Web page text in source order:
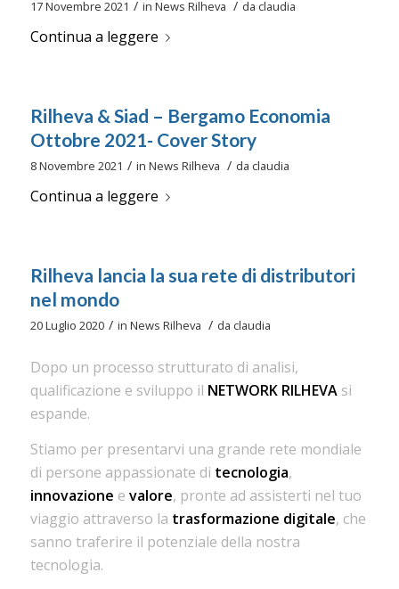
17 Novembre 2021 / in News Rilheva / da claudia
Continua a leggere
Rilheva & Siad – Bergamo Economia
Ottobre 2021- Cover Story
8 Novembre 2021 / in News Rilheva / da claudia
Continua a leggere
Rilheva lancia la sua rete di distributori
nel mondo
20 Luglio 2020 / in News Rilheva / da claudia
Dopo un processo strutturato di analisi,
qualificazione e sviluppo il NETWORK RILHEVAsi
espande.
Stiamo per presentarvi una grande rete mondiale
di persone appassionate di tecnologia,
innovazione e valore, pronte ad assisterti nel tuo
viaggio attraverso la trasformazione digitale, che
sanno traferire il potenziale della nostra
tecnologia.